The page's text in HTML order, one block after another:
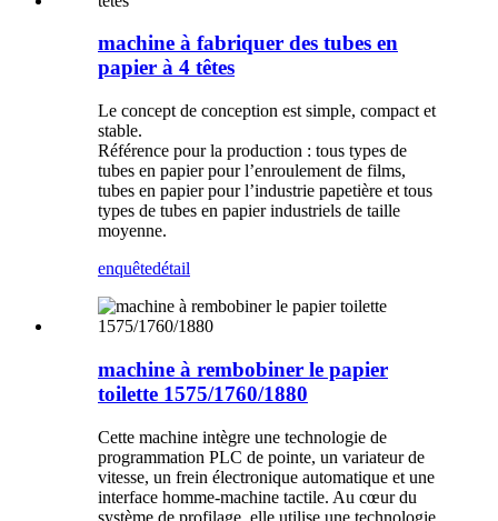
machine à fabriquer des tubes en
papier à 4 têtes
Le concept de conception est simple, compact et
stable.
Référence pour la production : tous types de
tubes en papier pour l’enroulement de films,
tubes en papier pour l’industrie papetière et tous
types de tubes en papier industriels de taille
moyenne.
enquêtedétail
machine à rembobiner le papier
toilette 1575/1760/1880
Cette machine intègre une technologie de
programmation PLC de pointe, un variateur de
vitesse, un frein électronique automatique et une
interface homme-machine tactile. Au cœur du
système de profilage, elle utilise une technologie